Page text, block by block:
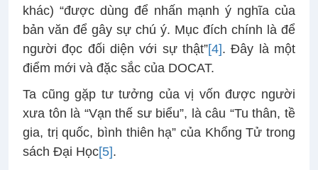
khác) “được dùng để nhấn mạnh ý nghĩa của
bản văn để gây sự chú ý. Mục đích chính là để
người đọc đối diện với sự thật”[4]. Đây là một
điểm mới và đặc sắc của DOCAT.
Ta cũng gặp tư tưởng của vị vốn được người
xưa tôn là “Vạn thế sư biểu”, là câu “Tu thân, tề
gia, trị quốc, bình thiên hạ” của Khổng Tử trong
sách Đại Học[5].